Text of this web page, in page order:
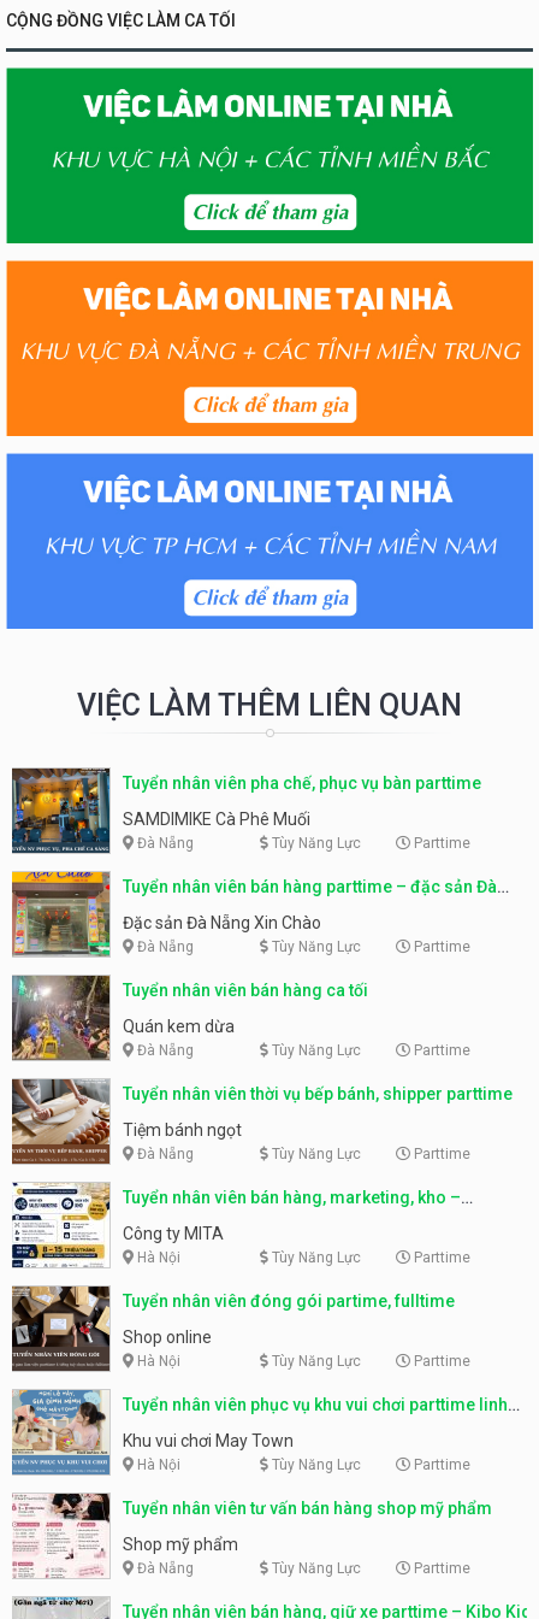
CỘNG ĐỒNG VIỆC LÀM CA TỐI
VIỆC LÀM THÊM LIÊN QUAN
Tuyển nhân viên pha chế, phục vụ bàn parttime
SAMDIMIKE Cà Phê Muối
Đà Nẵng Tùy Năng Lực Parttime
Tuyển nhân viên bán hàng parttime – đặc sản Đà
Nẵng
Đặc sản Đà Nẵng Xin Chào
Đà Nẵng Tùy Năng Lực Parttime
Tuyển nhân viên bán hàng ca tối
Quán kem dừa
Đà Nẵng Tùy Năng Lực Parttime
Tuyển nhân viên thời vụ bếp bánh, shipper parttime
Tiệm bánh ngọt
Đà Nẵng Tùy Năng Lực Parttime
Tuyển nhân viên bán hàng, marketing, kho –
parttime, fulltime
Công ty MITA
Hà Nội Tùy Năng Lực Parttime
Tuyển nhân viên đóng gói partime, fulltime
Shop online
Hà Nội Tùy Năng Lực Parttime
Tuyển nhân viên phục vụ khu vui chơi parttime linh
động
Khu vui chơi May Town
Hà Nội Tùy Năng Lực Parttime
Tuyển nhân viên tư vấn bán hàng shop mỹ phẩm
Shop mỹ phẩm
Đà Nẵng Tùy Năng Lực Parttime
Tuyển nhân viên bán hàng, giữ xe parttime – Kibo Kid